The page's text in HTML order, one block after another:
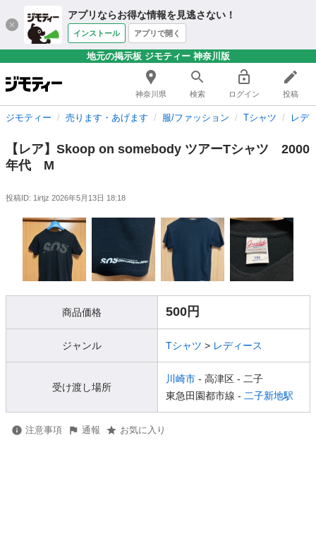
アプリならお得な情報を見逃さない！
インストール アプリで開く
地元の掲示板 ジモティー 神奈川版
神奈川県 検索 ログイン 投稿
ジモティー 売ります・あげます 服/ファッション Tシャツ レデ
【レア】Skoop on somebody ツアーTシャツ 2000
年代 M
投稿ID: 1irtjz 2026年5月13日 18:18
商品価格 500円
ジャンル Tシャツ > レディース
受け渡し場所
川崎市 - 高津区 - 二子
東急田園都市線 - 二子新地駅
注意事項 通報 お気に入り